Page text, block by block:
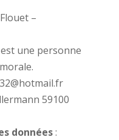
–
une personne
59100
données: